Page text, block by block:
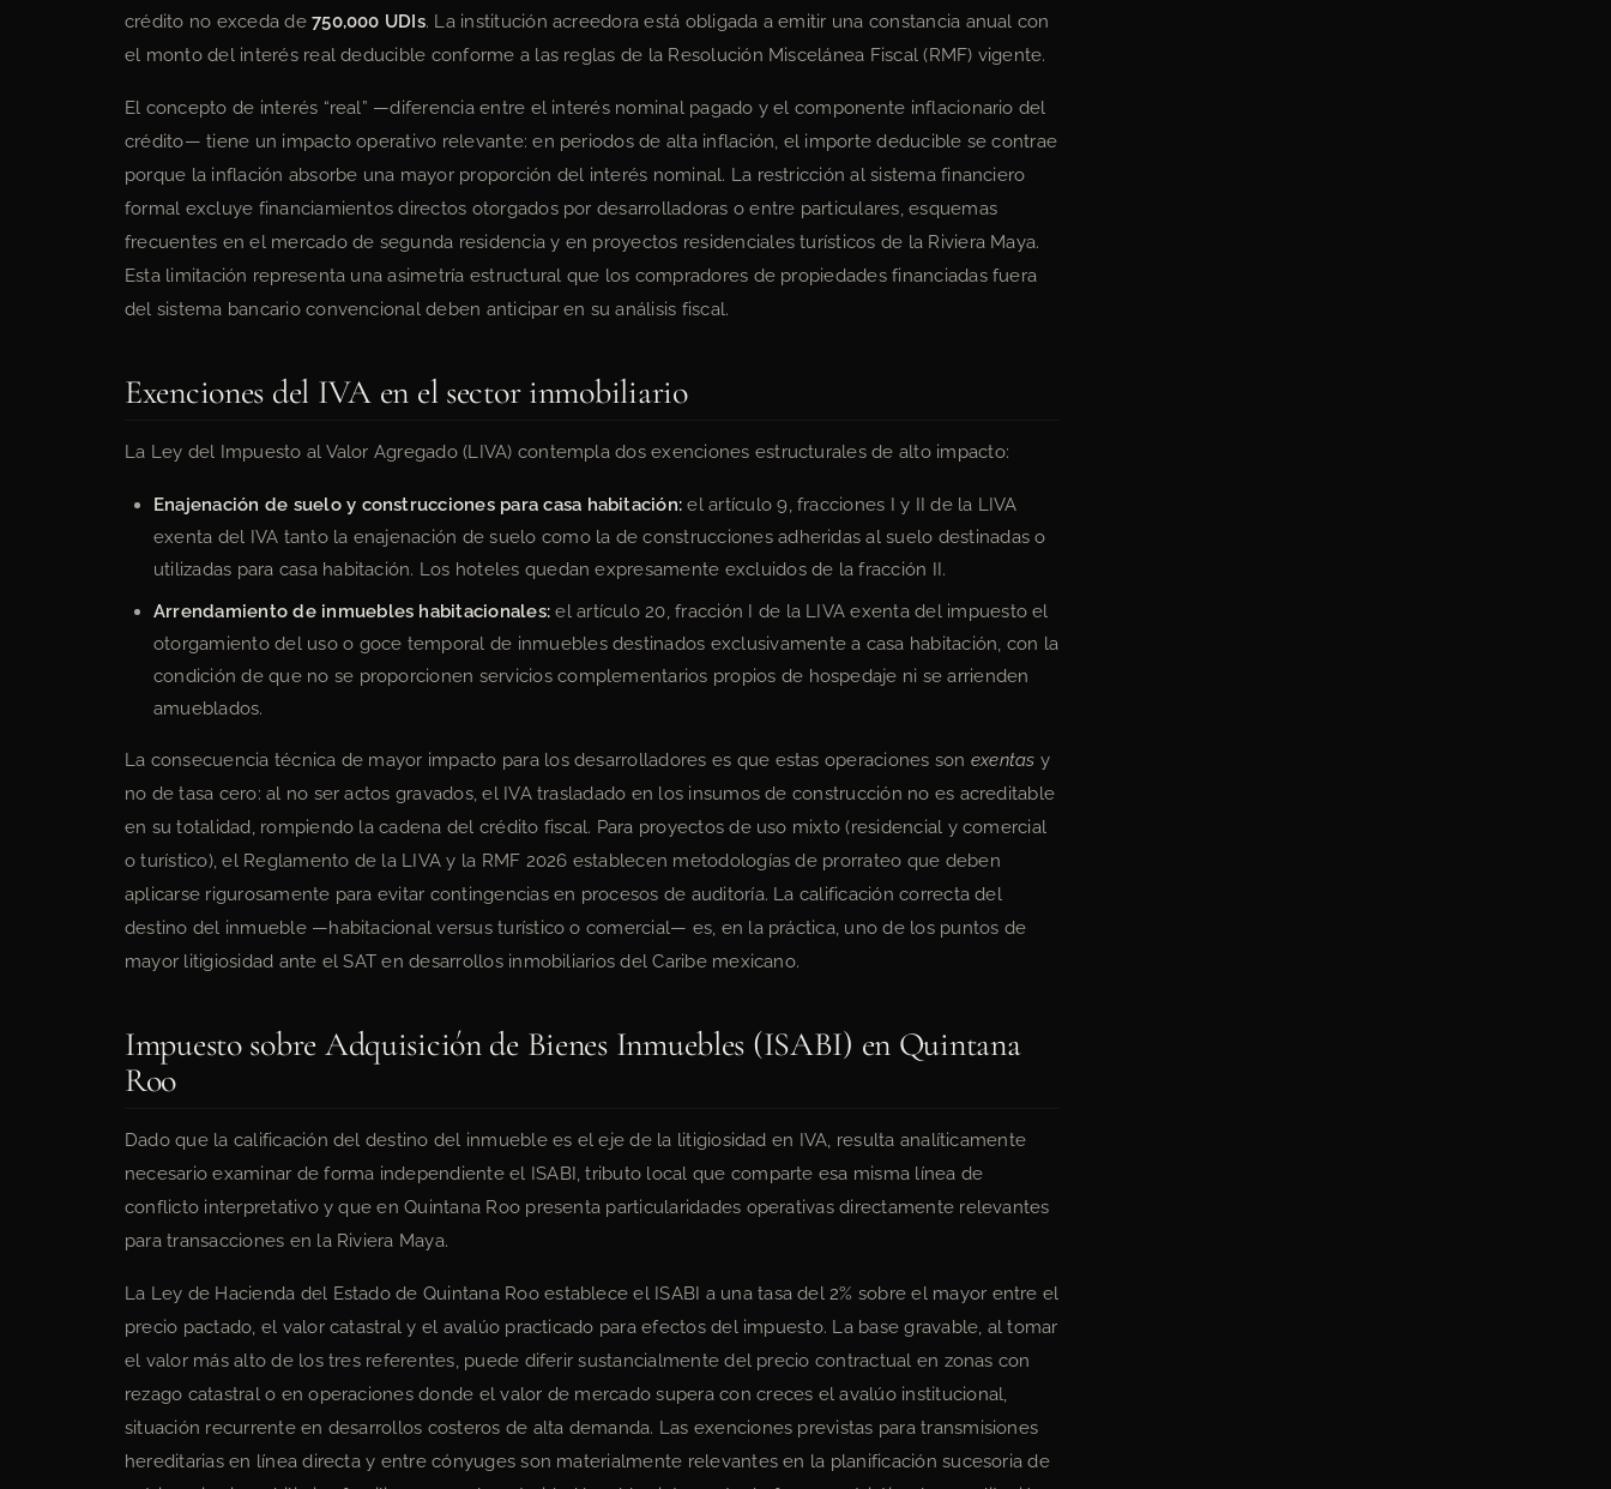
crédito no exceda de750,000 UDIs. La institución acreedora está obligada a emitir una constancia anual con
el monto del interés real deducible conforme a las reglas de la Resolución Miscelánea Fiscal (RMF) vigente.
El concepto de interés “real” —diferencia entre el interés nominal pagado y el componente inflacionario del
crédito— tiene un impacto operativo relevante: en periodos de alta inflación, el importe deducible se contrae
porque la inflación absorbe una mayor proporción del interés nominal. La restricción al sistema financiero
formal excluye financiamientos directos otorgados por desarrolladoras o entre particulares, esquemas
frecuentes en el mercado de segunda residencia y en proyectos residenciales turísticos de la Riviera Maya.
Esta limitación representa una asimetría estructural que los compradores de propiedades financiadas fuera
del sistema bancario convencional deben anticipar en su análisis fiscal.
Exenciones del IVA en el sector inmobiliario
La Ley del Impuesto al Valor Agregado (LIVA) contempla dos exenciones estructurales de alto impacto:
Enajenación de suelo y construcciones para casa habitación: el artículo 9, fracciones I y II de la LIVA
exenta del IVA tanto la enajenación de suelo como la de construcciones adheridas al suelo destinadas o
utilizadas para casa habitación. Los hoteles quedan expresamente excluidos de la fracción II.
Arrendamiento de inmuebles habitacionales: el artículo 20, fracción I de la LIVA exenta del impuesto el
otorgamiento del uso o goce temporal de inmuebles destinados exclusivamente a casa habitación, con la
condición de que no se proporcionen servicios complementarios propios de hospedaje ni se arrienden
amueblados.
La consecuencia técnica de mayor impacto para los desarrolladores es que estas operaciones son exentas y
no de tasa cero: al no ser actos gravados, el IVA trasladado en los insumos de construcción no es acreditable
en su totalidad, rompiendo la cadena del crédito fiscal. Para proyectos de uso mixto (residencial y comercial
o turístico), el Reglamento de la LIVA y la RMF 2026 establecen metodologías de prorrateo que deben
aplicarse rigurosamente para evitar contingencias en procesos de auditoría. La calificación correcta del
destino del inmueble —habitacional versus turístico o comercial— es, en la práctica, uno de los puntos de
mayor litigiosidad ante el SAT en desarrollos inmobiliarios del Caribe mexicano.
Impuesto sobre Adquisición de Bienes Inmuebles (ISABI) en Quintana
Roo
Dado que la calificación del destino del inmueble es el eje de la litigiosidad en IVA, resulta analíticamente
necesario examinar de forma independiente el ISABI, tributo local que comparte esa misma línea de
conflicto interpretativo y que en Quintana Roo presenta particularidades operativas directamente relevantes
para transacciones en la Riviera Maya.
La Ley de Hacienda del Estado de Quintana Roo establece el ISABI a una tasa del 2% sobre el mayor entre el
precio pactado, el valor catastral y el avalúo practicado para efectos del impuesto. La base gravable, al tomar
el valor más alto de los tres referentes, puede diferir sustancialmente del precio contractual en zonas con
rezago catastral o en operaciones donde el valor de mercado supera con creces el avalúo institucional,
situación recurrente en desarrollos costeros de alta demanda. Las exenciones previstas para transmisiones
hereditarias en línea directa y entre cónyuges son materialmente relevantes en la planificación sucesoria de